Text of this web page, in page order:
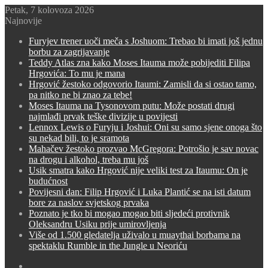
Petak, 7 kolovoza 2026
Najnovije
Furyjev trener uoči meča s Joshuom: Trebao bi imati još jednu
borbu za zagrijavanje
Teddy Atlas zna kako Moses Itauma može pobijediti Filipa
Hrgovića: To mu je mana
Hrgović žestoko odgovorio Itaumi: Zamisli da si ostao tamo,
pa nitko ne bi znao za tebe!
Moses Itauma na Tysonovom putu: Može postati drugi
najmlađi prvak teške divizije u povijesti
Lennox Lewis o Furyju i Joshui: Oni su samo sjene onoga što
su nekad bili, to je sramota
Mahačev žestoko prozvao McGregora: Potrošio je sav novac
na drogu i alkohol, treba mu još
Usik smatra kako Hrgović nije veliki test za Itaumu: On je
budućnost
Povijesni dan: Filip Hrgović i Luka Plantić se na isti datum
bore za naslov svjetskog prvaka
Poznato je tko bi mogao mogao biti sljedeći protivnik
Oleksandru Usiku prije umirovljenja
Više od 1.500 gledatelja uživalo u muaythai borbama na
spektaklu Rumble in the Jungle u Neoriću